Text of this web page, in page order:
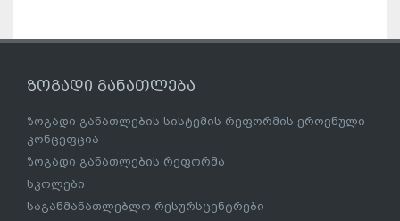
ზოგადი განათლება
ზოგადი განათლების სისტემის რეფორმის ეროვნული
კონცეფცია
ზოგადი განათლების რეფორმა
სკოლები
საგანმანათლებლო რესურსცენტრები